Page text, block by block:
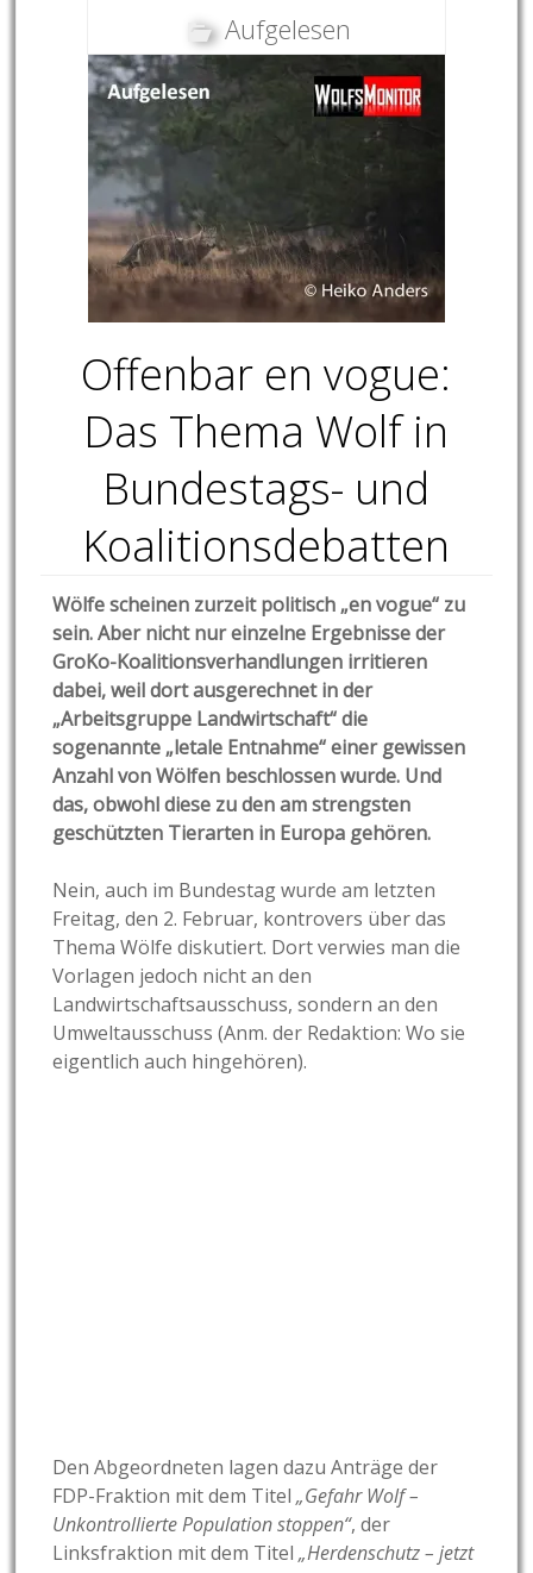
Aufgelesen
Offenbar en vogue:
Das Thema Wolf in
Bundestags- und
Koalitionsdebatten
Wölfe scheinen zurzeit politisch „en vogue“ zu
sein. Aber nicht nur einzelne Ergebnisse der
GroKo-Koalitionsverhandlungen irritieren
dabei, weil dort ausgerechnet in der
„Arbeitsgruppe Landwirtschaft“ die
sogenannte „letale Entnahme“ einer gewissen
Anzahl von Wölfen beschlossen wurde. Und
das, obwohl diese zu den am strengsten
geschützten Tierarten in Europa gehören.
Nein, auch im Bundestag wurde am letzten
Freitag, den 2. Februar, kontrovers über das
Thema Wölfe diskutiert. Dort verwies man die
Vorlagen jedoch nicht an den
Landwirtschaftsausschuss, sondern an den
Umweltausschuss (Anm. der Redaktion: Wo sie
eigentlich auch hingehören).
Den Abgeordneten lagen dazu Anträge der
FDP-Fraktion mit dem Titel„Gefahr Wolf –
Unkontrollierte Population stoppen“, der
Linksfraktion mit dem Titel„Herdenschutz – jetzt